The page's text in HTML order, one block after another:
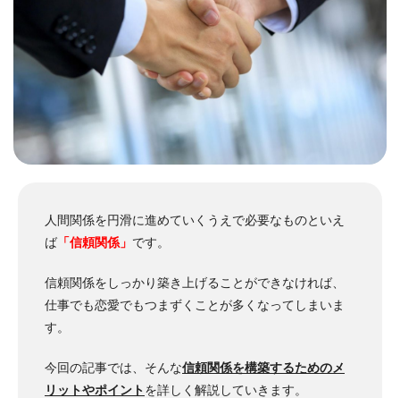
人間関係を円滑に進めていくうえで必要なものといえ
ば 「信頼関係」 です。
信頼関係をしっかり築き上げることができなければ、
仕事でも恋愛でもつまずくことが多くなってしまいま
す。
今回の記事では、そんな信頼関係を構築するためのメ
リットやポイントを詳しく解説していきます。